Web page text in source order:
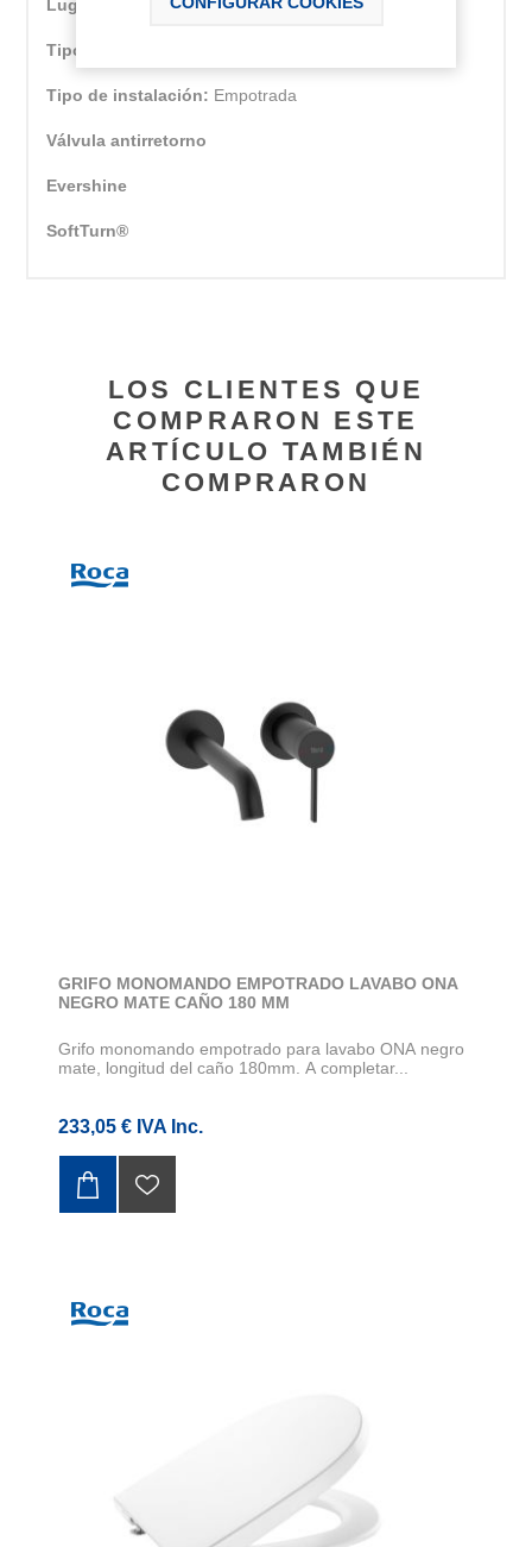
Lugar de instalación:Ducha
Tipo de grifería:
Tipo de instalación: Empotrada
Válvula antirretorno
Evershine
SoftTurn®
LOS CLIENTES QUE
COMPRARON ESTE
ARTÍCULO TAMBIÉN
COMPRARON
GRIFO MONOMANDO EMPOTRADO LAVABO ONA
NEGRO MATE CAÑO 180 MM
Grifo monomando empotrado para lavabo ONA negro
mate, longitud del caño 180mm. A completar...
233,05 € IVA Inc.